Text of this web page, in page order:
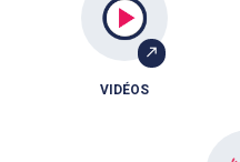
VIDÉOS